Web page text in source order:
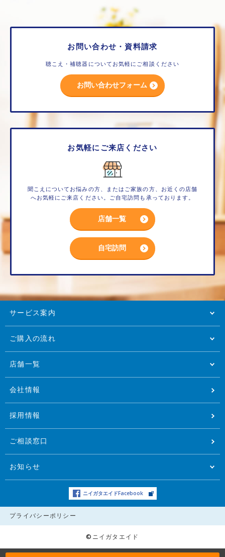
お問い合わせ・資料請求
聴こえ・補聴器についてお気軽にご相談ください
お問い合わせフォーム
お気軽にご来店ください
聞こえについてお悩みの方、またはご家族の方、お近くの店舗
へお気軽にご来店ください。ご自宅訪問も承っております。
店舗一覧
自宅訪問
サービス案内
ご購入の流れ
店舗一覧
会社情報
採用情報
ご相談窓口
お知らせ
ニイガタエイドFacebook
プライバシーポリシー
©ニイガタエイド